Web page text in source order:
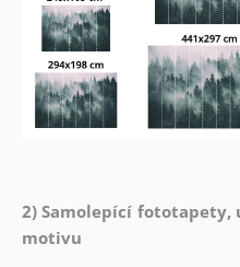
2) Samolepící fototapety,
motivu